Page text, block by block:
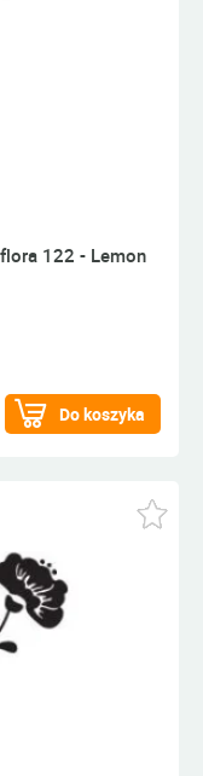
122 - Lemon
Do koszyka